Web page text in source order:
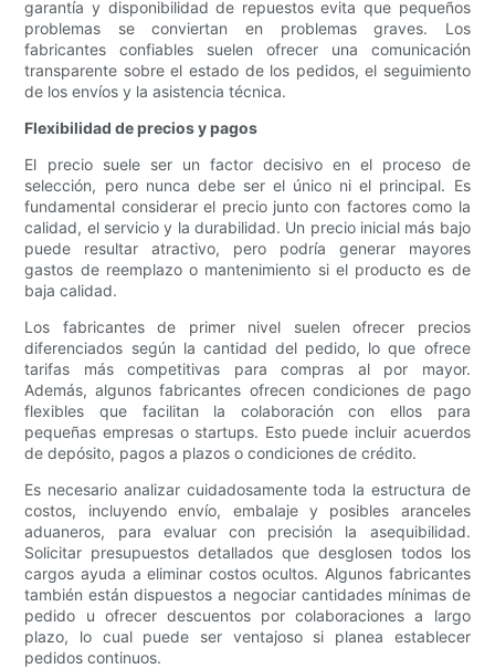
garantía y disponibilidad de repuestos evita que pequeños
problemas se conviertan en problemas graves. Los
fabricantes confiables suelen ofrecer una comunicación
transparente sobre el estado de los pedidos, el seguimiento
de los envíos y la asistencia técnica.
Flexibilidad de precios y pagos
El precio suele ser un factor decisivo en el proceso de
selección, pero nunca debe ser el único ni el principal. Es
fundamental considerar el precio junto con factores como la
calidad, el servicio y la durabilidad. Un precio inicial más bajo
puede resultar atractivo, pero podría generar mayores
gastos de reemplazo o mantenimiento si el producto es de
baja calidad.
Los fabricantes de primer nivel suelen ofrecer precios
diferenciados según la cantidad del pedido, lo que ofrece
tarifas más competitivas para compras al por mayor.
Además, algunos fabricantes ofrecen condiciones de pago
flexibles que facilitan la colaboración con ellos para
pequeñas empresas o startups. Esto puede incluir acuerdos
de depósito, pagos a plazos o condiciones de crédito.
Es necesario analizar cuidadosamente toda la estructura de
costos, incluyendo envío, embalaje y posibles aranceles
aduaneros, para evaluar con precisión la asequibilidad.
Solicitar presupuestos detallados que desglosen todos los
cargos ayuda a eliminar costos ocultos. Algunos fabricantes
también están dispuestos a negociar cantidades mínimas de
pedido u ofrecer descuentos por colaboraciones a largo
plazo, lo cual puede ser ventajoso si planea establecer
pedidos continuos.